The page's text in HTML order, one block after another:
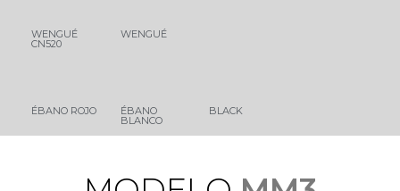
WENGUÉ
CN520
WENGUÉ
ÉBANO ROJO ÉBANO
BLANCO
BLACK
M